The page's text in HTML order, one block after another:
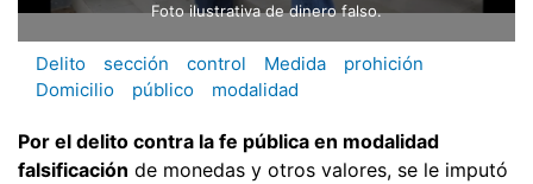
Foto ilustrativa de dinero falso.
Delito sección control Medida
prohición
Domicilio
público modalidad
Por el delito contra la fe pública en modalidad
falsificación de monedas y otros valores, se le imputó